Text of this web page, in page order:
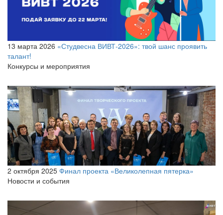
13 марта 2026 «Студвесна ВИВТ‑2026»: твой шанс проявить
талант!
Конкурсы и мероприятия
2 октября 2025 Финал проекта «Великолепная пятерка»
Новости и события